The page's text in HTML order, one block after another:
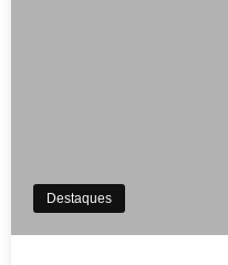
Destaques